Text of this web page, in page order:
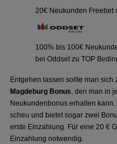
20€ Neukunden Freebet
100% bis 100€
bei Oddset zu TOP
Entgehen lassen sollte man
Magdeburg Bonus, den man in
Neukundenbonus erhalten
scheu und bietet sogar zwei
erste Einzahlung. Für eine 20 €
Einzahlung notwendig.